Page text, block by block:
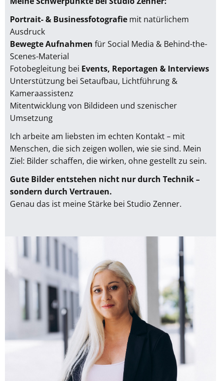
Portrait- & Businessfotografie mit natürlichem
Ausdruck
Bewegte Aufnahmen für Social Media & Behind-the-
Scenes-Material
Fotobegleitung bei Events, Reportagen & Interviews
Unterstützung bei Setaufbau, Lichtführung &
Kameraassistenz
Mitentwicklung von Bildideen und szenischer
Umsetzung
Ich arbeite am liebsten im echten Kontakt – mit
Menschen, die sich zeigen wollen, wie sie sind. Mein
Ziel: Bilder schaffen, die wirken, ohne gestellt zu sein.
Gute Bilder entstehen nicht nur durch Technik –
sondern durch Vertrauen.
Genau das ist meine Stärke bei Studio Zenner.